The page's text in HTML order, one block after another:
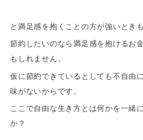
と満足感を抱くことの方が強いとき
節約したいのなら満足感を抱けるお
もしれません。
仮に節約できているとしても不自由
味がないからです。
ここで自由な生き方とは何かを一緒
か？